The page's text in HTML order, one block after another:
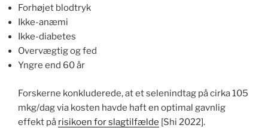
Forhøjet blodtryk
Ikke-anæmi
Ikke-diabetes
Overvægtig og fed
Yngre end 60 år
Forskerne konkluderede, at et selenindtag på cirka 105
mkg/dag via kosten havde haft en optimal gavnlig
effekt på risikoen for slagtilfælde [Shi 2022].